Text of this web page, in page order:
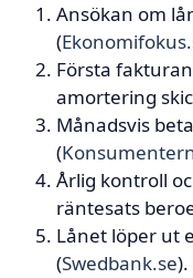
Ansökan om
(
Första
amortering
Månadsvis
(
Årlig kontroll
räntesats
Lånet löper ut
(Swedbank.se).